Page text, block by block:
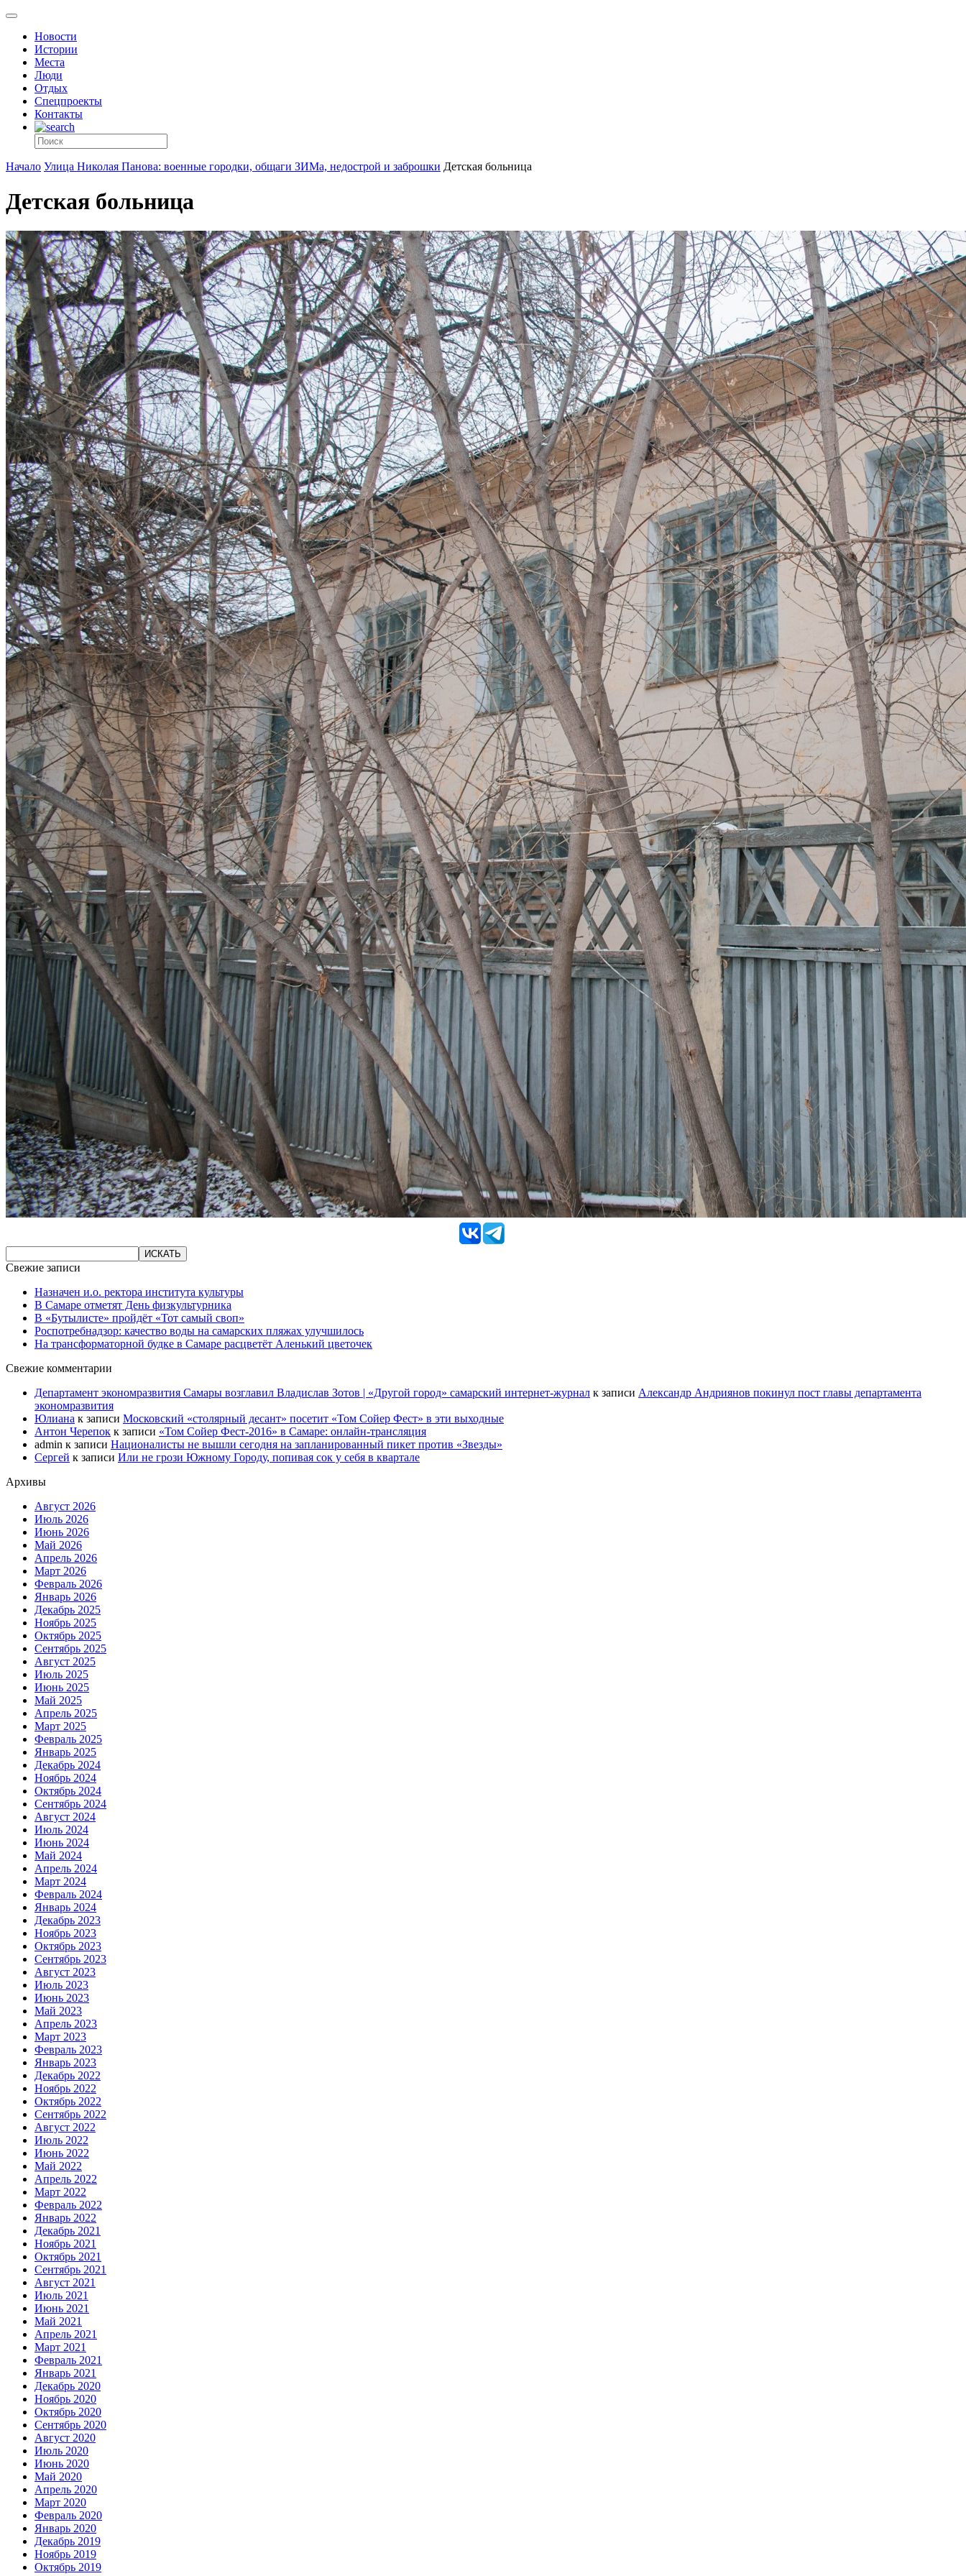
Новости
Истории
Места
Люди
Отдых
Спецпроекты
Контакты
Начало Улица Николая Панова: военные городки, общаги ЗИМа, недострой и заброшки Детская больница
Детская больница
Свежие записи
Назначен и.о. ректора института культуры
В Самаре отметят День физкультурника
В «Бутылисте» пройдёт «Тот самый своп»
Роспотребнадзор: качество воды на самарских пляжах улучшилось
На трансформаторной будке в Самаре расцветёт Аленький цветочек
Свежие комментарии
Департамент экономразвития Самары возглавил Владислав Зотов | «Другой город» самарский интернет-журнал к записи Александр Андриянов покинул пост главы департамента
экономразвития
Юлиана к записи Московский «столярный десант» посетит «Том Сойер Фест» в эти выходные
Антон Черепок к записи «Том Сойер Фест-2016» в Самаре: онлайн-трансляция
admin к записи Националисты не вышли сегодня на запланированный пикет против «Звезды»
Сергей к записи Или не грози Южному Городу, попивая сок у себя в квартале
Архивы
Август 2026
Июль 2026
Июнь 2026
Май 2026
Апрель 2026
Март 2026
Февраль 2026
Январь 2026
Декабрь 2025
Ноябрь 2025
Октябрь 2025
Сентябрь 2025
Август 2025
Июль 2025
Июнь 2025
Май 2025
Апрель 2025
Март 2025
Февраль 2025
Январь 2025
Декабрь 2024
Ноябрь 2024
Октябрь 2024
Сентябрь 2024
Август 2024
Июль 2024
Июнь 2024
Май 2024
Апрель 2024
Март 2024
Февраль 2024
Январь 2024
Декабрь 2023
Ноябрь 2023
Октябрь 2023
Сентябрь 2023
Август 2023
Июль 2023
Июнь 2023
Май 2023
Апрель 2023
Март 2023
Февраль 2023
Январь 2023
Декабрь 2022
Ноябрь 2022
Октябрь 2022
Сентябрь 2022
Август 2022
Июль 2022
Июнь 2022
Май 2022
Апрель 2022
Март 2022
Февраль 2022
Январь 2022
Декабрь 2021
Ноябрь 2021
Октябрь 2021
Сентябрь 2021
Август 2021
Июль 2021
Июнь 2021
Май 2021
Апрель 2021
Март 2021
Февраль 2021
Январь 2021
Декабрь 2020
Ноябрь 2020
Октябрь 2020
Сентябрь 2020
Август 2020
Июль 2020
Июнь 2020
Май 2020
Апрель 2020
Март 2020
Февраль 2020
Январь 2020
Декабрь 2019
Ноябрь 2019
Октябрь 2019